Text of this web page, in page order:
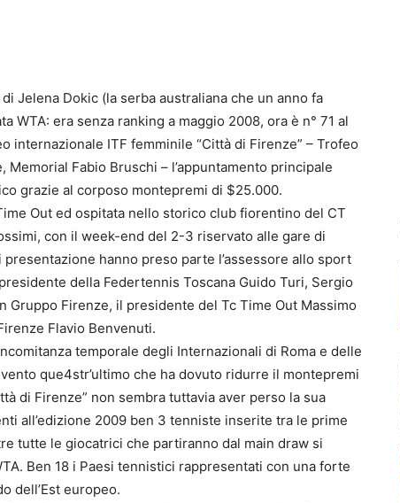
Jelena Dokic (la serba australiana che un anno fa
WTA: era senza ranking a maggio 2008, ora è n° 71 al
internazionale ITF femminile “Città di Firenze” – Trofeo
Fabio Bruschi – l’appuntamento principale
grazie al corposo montepremi di $25.000.
Out ed ospitata nello storico club fiorentino del CT
con il week-end del 2-3 riservato alle gare di
hanno preso parte l’assessore allo sport
della Federtennis Toscana Guido Turi, Sergio
Gruppo Firenze, il presidente del Tc Time Out Massimo
Flavio Benvenuti.
temporale degli Internazionali di Roma e delle
que4str’ultimo che ha dovuto ridurre il montepremi
di Firenze” non sembra tuttavia aver perso la sua
all’edizione 2009 ben 3 tenniste inserite tra le prime
tutte le giocatrici che partiranno dal main draw si
Ben 18 i Paesi tennistici rappresentati con una forte
dell’Est europeo.